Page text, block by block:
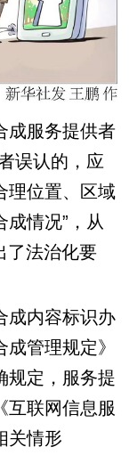
服务提供者
误认的，应
理位置、区域
情况”，从
了法治化要
内容标识办
管理规定》
规定，服务提
互联网信息服
关情形